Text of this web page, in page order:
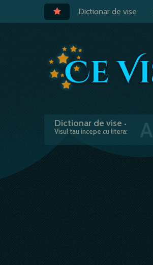
Dictionar de vise
Dictionar de vise •
Visul tau incepe cu litera:
A